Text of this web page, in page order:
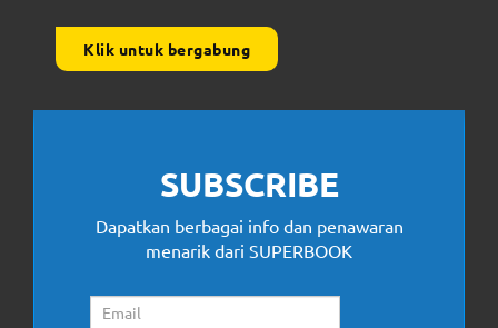
Klik untuk bergabung
SUBSCRIBE
Dapatkan berbagai info dan penawaran
menarik dari SUPERBOOK